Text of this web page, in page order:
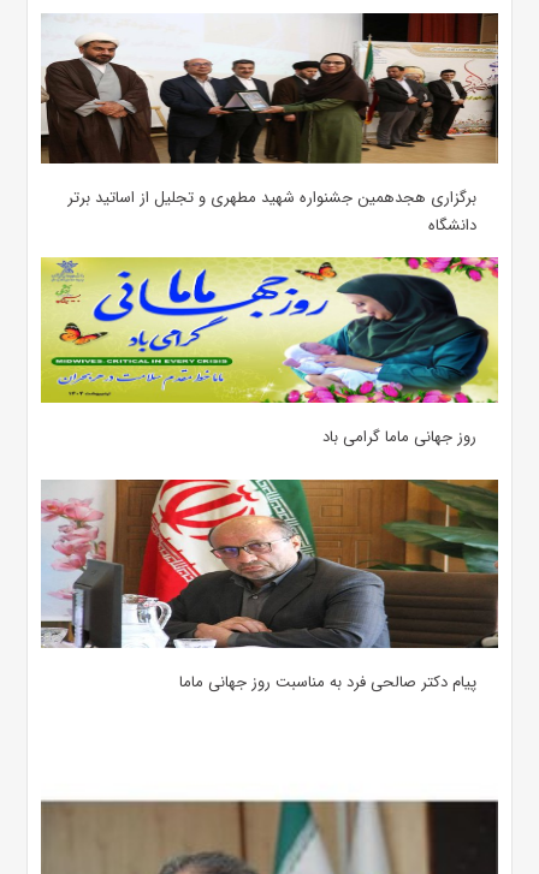
برگزاری هجدهمین جشنواره شهید مطهری و تجلیل از اساتید برتر
دانشگاه
روز جهانی ماما گرامی باد
پیام دکتر صالحی فرد به مناسبت روز جهانی ماما